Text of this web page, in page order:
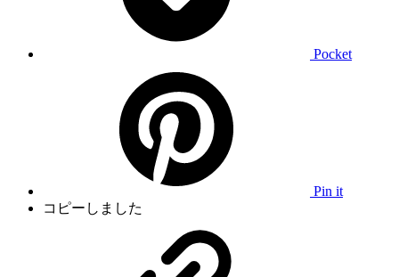
Pocket
Pin it
コピーしました